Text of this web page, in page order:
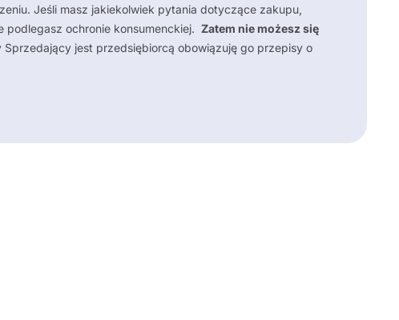
Jeśli masz jakiekolwiek pytania dotyczące zakupu,
ochronie konsumenckiej. Zatem nie możesz się
jest przedsiębiorcą obowiązuję go przepisy o